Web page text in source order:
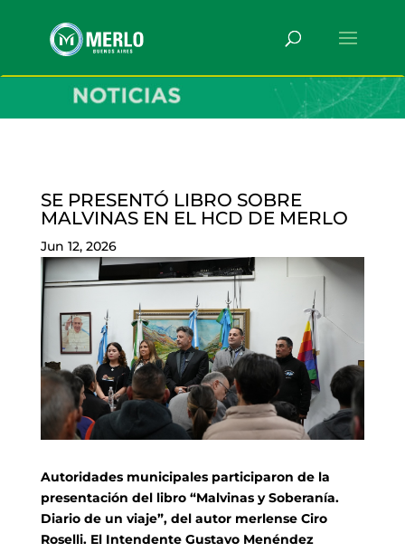
SE PRESENTÓ LIBRO SOBRE
MALVINAS EN EL HCD DE MERLO
Jun 12, 2026
Autoridades municipales participaron de la
presentación del libro “Malvinas y Soberanía.
Diario de un viaje”, del autor merlense Ciro
Roselli. El Intendente Gustavo Menéndez